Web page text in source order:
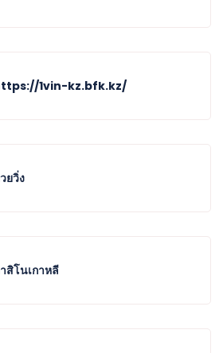
1vin-kz.bfk.kz/
ยวิ่ง
สิโนเกาหลี